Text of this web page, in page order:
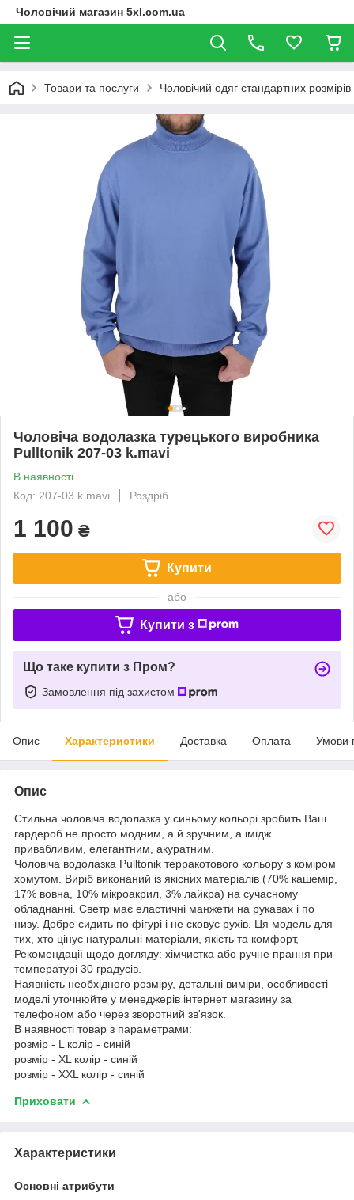
Чоловічий магазин 5xl.com.ua
Товари та послуги Чоловічий одяг стандартних розмірів
Чоловіча водолазка турецького виробника
Pulltonik 207-03 k.mavi
В наявності
Код: 207-03 k.mavi
Роздріб
1 100 ₴
Купити
або
Купити з
Що таке купити з Пром?
Замовлення під захистом
Опис Характеристики Доставка Оплата Умови
Опис
Стильна чоловіча водолазка у синьому кольорі зробить Ваш
гардероб не просто модним, а й зручним, а імідж
привабливим, елегантним, акуратним.
Чоловіча водолазка Pulltonik терракотового кольору з коміром
хомутом. Виріб виконаний із якісних матеріалів (70% кашемір,
17% вовна, 10% мікроакрил, 3% лайкра) на сучасному
обладнанні. Светр має еластичні манжети на рукавах і по
низу. Добре сидить по фігурі і не сковує рухів. Ця модель для
тих, хто цінує натуральні матеріали, якість та комфорт,
Рекомендації щодо догляду: хімчистка або ручне прання при
температурі 30 градусів.
Наявність необхідного розміру, детальні виміри, особливості
моделі уточнюйте у менеджерів інтернет магазину за
телефоном або через зворотний зв'язок.
В наявності товар з параметрами:
розмір - L колір - синій
розмір - XL колір - синій
розмір - XXL колір - синій
Приховати
Характеристики
Основні атрибути